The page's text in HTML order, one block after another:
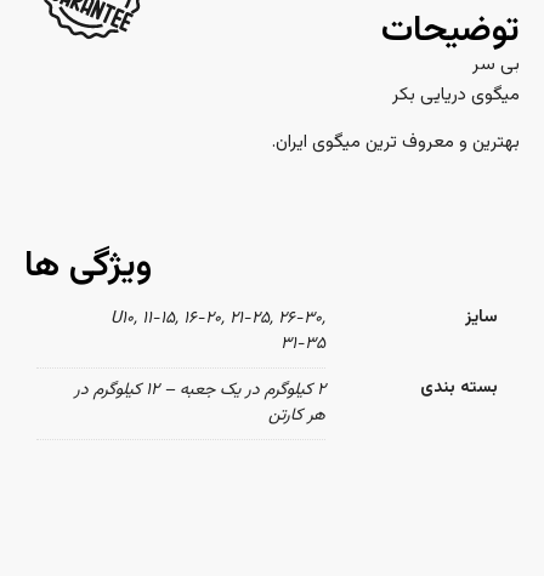
توضیحات
بی سر
میگوی دریایی بکر
بهترین و معروف ترین میگوی ایران.
ویژگی ها
سایز
U۱۰, ۱۱-۱۵, ۱۶-۲۰, ۲۱-۲۵, ۲۶-۳۰,
۳۱-۳۵
بسته بندی
۲ کیلوگرم در یک جعبه – ۱۲ کیلوگرم در
هر کارتن